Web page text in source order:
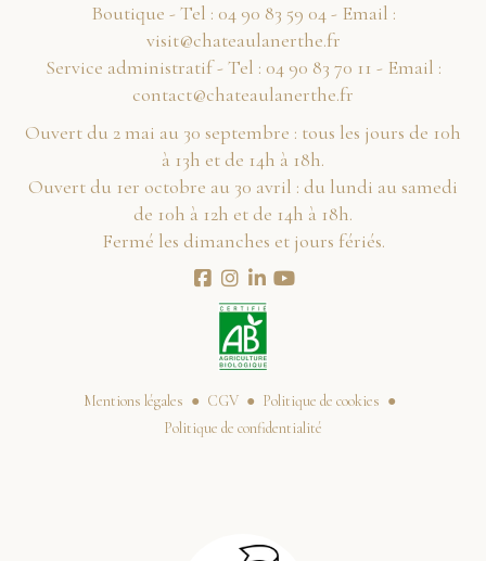
Boutique - Tel : 40 95 38 09 40- Email :
rf.ehtrenaluaetahc@tisiv
Service administratif - Tel : 11 07 38 09 40 - Email :
rf.ehtrenaluaetahc@tcatnoc
Ouvert du 2 mai au 30 septembre : tous les jours de 10h
à 13h et de 14h à 18h.
Ouvert du 1er octobre au 30 avril : du lundi au samedi
de 10h à 12h et de 14h à 18h.
Fermé les dimanches et jours fériés.
Mentions légales CGV
Politique de cookies
Politique de confidentialité